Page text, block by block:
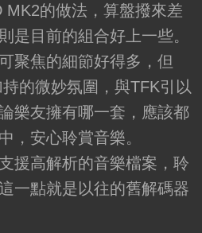
MK2的做法，算盤撥來差
是目前的組合好上一些。
聚焦的細節好得多，但
的微妙氛圍，與TFK引以
樂友擁有哪一套，應該都
，安心聆賞音樂。
援高解析的音樂檔案，聆
一點就是以往的舊解碼器